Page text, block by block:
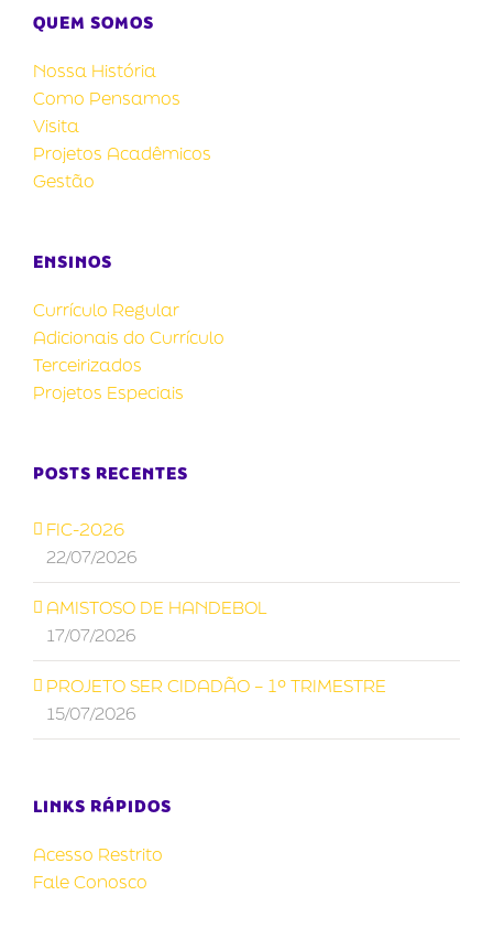
QUEM SOMOS
Nossa História
Como Pensamos
Visita
Projetos Acadêmicos
Gestão
ENSINOS
Currículo Regular
Adicionais do Currículo
Terceirizados
Projetos Especiais
POSTS RECENTES
FIC-2026
22/07/2026
AMISTOSO DE HANDEBOL
17/07/2026
PROJETO SER CIDADÃO – 1º TRIMESTRE
15/07/2026
LINKS RÁPIDOS
Acesso Restrito
Fale Conosco